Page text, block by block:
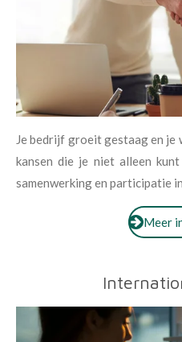
Je bedrijf groeit gestaag en je
kansen die je niet alleen kunt
samenwerking en participatie
Meer